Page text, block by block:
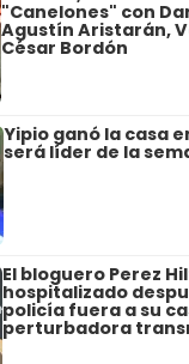
"Canelones" con
Agustín Aristarán,
César Bordón
Yipio ganó la casa
será líder de la
El bloguero Perez
hospitalizado
policía fuera a su
perturbadora